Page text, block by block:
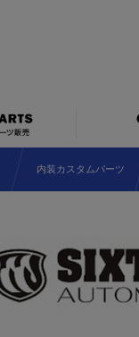
内装カスタムパーツ